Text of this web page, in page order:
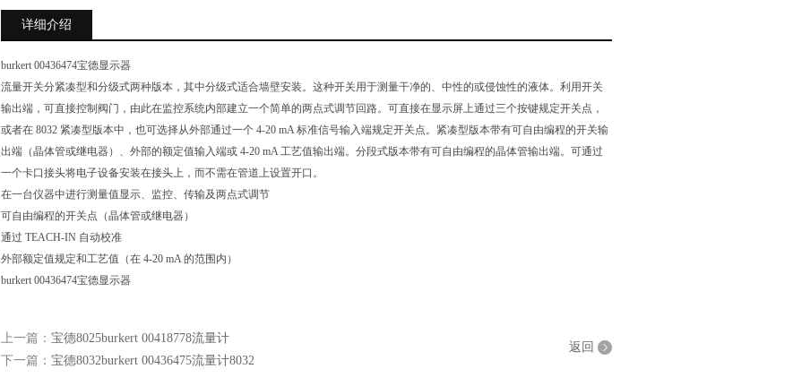
详细介绍
burkert 00436474宝德显示器
流量开关分紧凑型和分级式两种版本，其中分级式适合墙壁安装。这种开关用于测量干净的、中性的或侵蚀性的液体。利用开关
输出端，可直接控制阀门，由此在监控系统内部建立一个简单的两点式调节回路。可直接在显示屏上通过三个按键规定开关点，
或者在 8032 紧凑型版本中，也可选择从外部通过一个 4-20 mA 标准信号输入端规定开关点。紧凑型版本带有可自由编程的开关输
出端（晶体管或继电器）、外部的额定值输入端或 4-20 mA 工艺值输出端。分段式版本带有可自由编程的晶体管输出端。可通过
一个卡口接头将电子设备安装在接头上，而不需在管道上设置开口。
在一台仪器中进行测量值显示、监控、传输及两点式调节
可自由编程的开关点（晶体管或继电器）
通过 TEACH-IN 自动校准
外部额定值规定和工艺值（在 4-20 mA 的范围内）
burkert 00436474宝德显示器
上一篇： 宝德8025burkert 00418778流量计
下一篇： 宝德8032burkert 00436475流量计8032
返回